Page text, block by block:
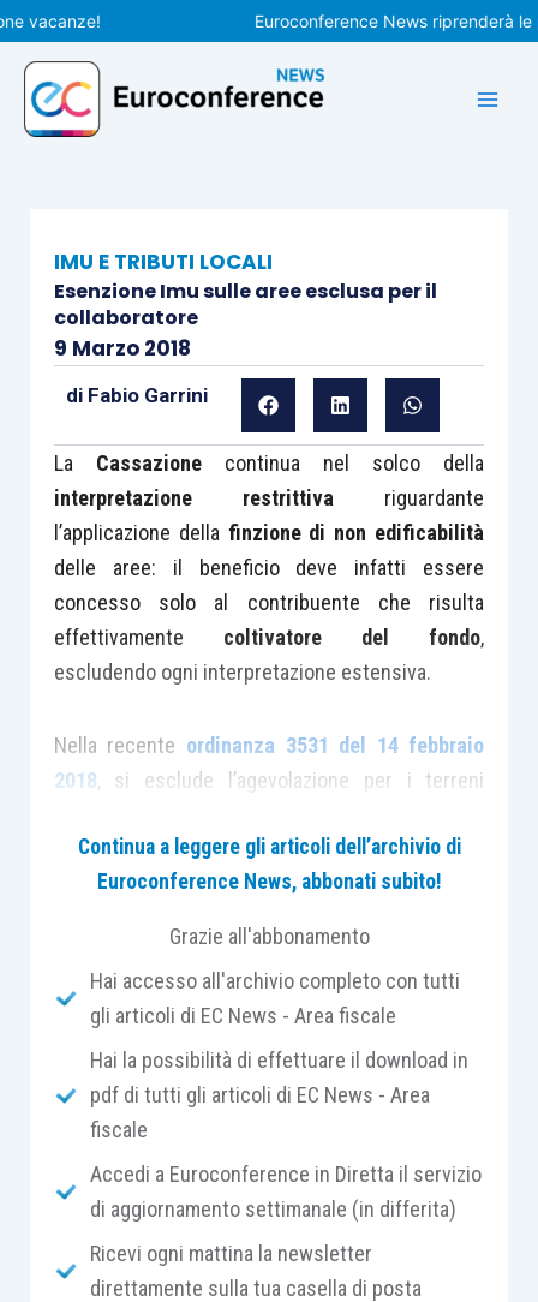
Vai
al
contenuto
Euroconference News riprenderà le
IMU E TRIBUTI LOCALI
Esenzione Imu sulle aree esclusa per il
collaboratore
9 Marzo 2018
di Fabio Garrini
La Cassazionecontinua nel solco della
interpretazione restrittiva riguardante
l’applicazione della finzione di non edificabilità
delle aree: il beneficio deve infatti essere
concesso solo al contribuente che risulta
effettivamente coltivatore del fondo,
escludendo ogni interpretazione estensiva.
Nella recente ordinanza 3531 del 14 febbraio
2018, si esclude l’agevolazione per i terreni
il ruolo dicollaboratoredell’attività del figlio.
La finzione di non edificabilità
Nella definizione diarea fabbricabilecontenuta
articolo 2, lettera b), D.Lgs. 504/1992
previsto che“Sono considerati, tuttavia, non
fabbricabili i terreniposseduti e condotti
soggetti indicati nel comma 1 dell’articolo 9, sui
quali persiste l’utilizzazione agro-silvo-pastorale
mediante l’esercizio di attività dirette alla
coltivazione del fondo, alla silvicoltura, alla
funghicoltura ed all’allevamento di animali.”
Continua a leggere gli articoli dell’archivio di
Euroconference News, abbonati subito!
Grazie all'abbonamento
Hai accesso all'archivio completo con tutti
gli articoli di EC News - Area fiscale
Hai la possibilità di effettuare il download in
pdf di tutti gli articoli di EC News - Area
fiscale
Accedi a Euroconference in Diretta il servizio
di aggiornamento settimanale (in differita)
Ricevi ogni mattina la newsletter
direttamente sulla tua casella di posta